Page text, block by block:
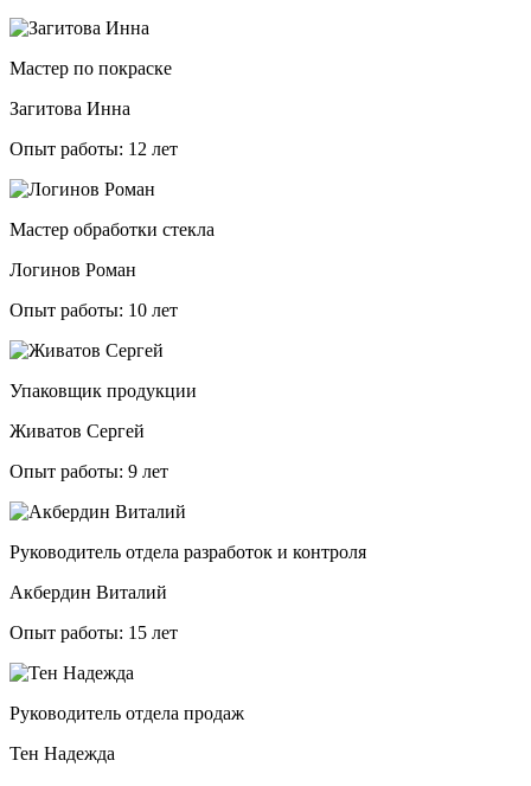
Мастер по покраске
Загитова Инна
Опыт работы: 12 лет
Мастер обработки стекла
Логинов Роман
Опыт работы: 10 лет
Упаковщик продукции
Живатов Сергей
Опыт работы: 9 лет
Руководитель отдела разработок и контроля
Акбердин Виталий
Опыт работы: 15 лет
Руководитель отдела продаж
Тен Надежда